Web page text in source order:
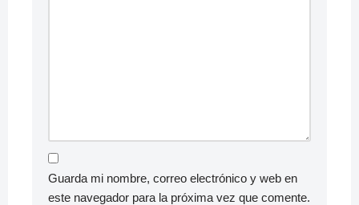
Guarda mi nombre, correo electrónico y web en
este navegador para la próxima vez que comente.